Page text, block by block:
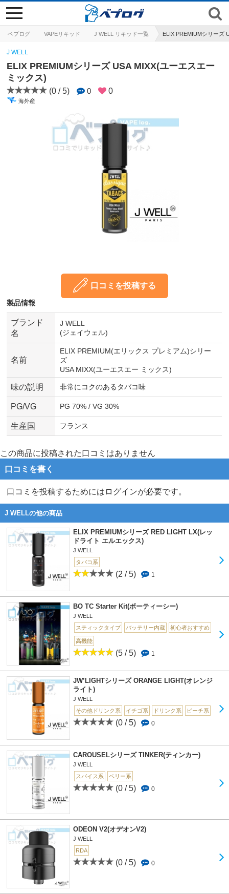
ベプログ VAPEリキッド J WELL リキッド一覧 ELIX PREMIUMシリーズ
toggle
navigation
J WELL
ELIX PREMIUMシリーズ USA MIXX(ユーエスエー
ミックス)
(0 / 5) 0 0
海外産
口コミを投稿する
製品情報
ブランド
名
J WELL
(ジェイウェル)
名前
ELIX PREMIUM(エリックス プレミアム)シリー
ズ
USA MIXX(ユーエスエー ミックス)
味の説明 非常にコクのあるタバコ味
PG/VG PG 70% / VG 30%
生産国 フランス
この商品に投稿された口コミはありません
口コミを書く
口コミを投稿するためにはログインが必要です。
J WELLの他の商品
ELIX PREMIUMシリーズ RED LIGHT LX(レッ
ドライト エルエックス)
J WELL
タバコ系
(2 / 5) 1
BO TC Starter Kit(ボーティーシー)
J WELL
スティックタイプ
バッテリー内蔵 初心者おすすめ
高機能
(5 / 5) 1
JW’LIGHTシリーズ ORANGE LIGHT(オレンジ
ライト)
J WELL
その他ドリンク系
イチゴ系 ドリンク系 ピーチ系
(0 / 5) 0
CAROUSELシリーズ TINKER(ティンカー)
J WELL
スパイス系
ベリー系
(0 / 5) 0
ODEON V2(オデオンV2)
J WELL
RDA
(0 / 5) 0